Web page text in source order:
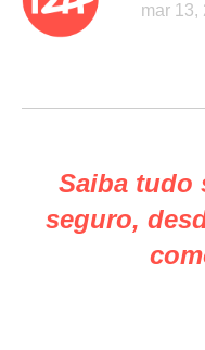
mar 13,
Saiba tudo
seguro,